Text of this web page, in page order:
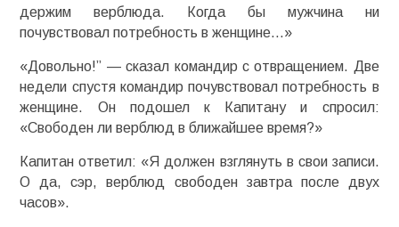
держим верблюда. Когда бы мужчина ни
почувствовал потребность в женщине…»
«Довольно!” — сказал командир с отвращением. Две
недели спустя командир почувствовал потребность в
женщине. Он подошел к Капитану и спросил:
«Свободен ли верблюд в ближайшее время?»
Капитан ответил: «Я должен взглянуть в свои записи.
О да, сэр, верблюд свободен завтра после двух
часов».